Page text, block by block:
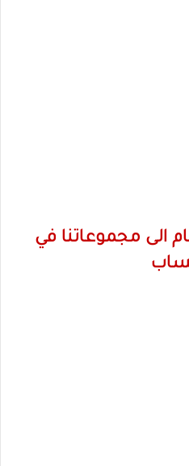
الى مجموعاتنا في